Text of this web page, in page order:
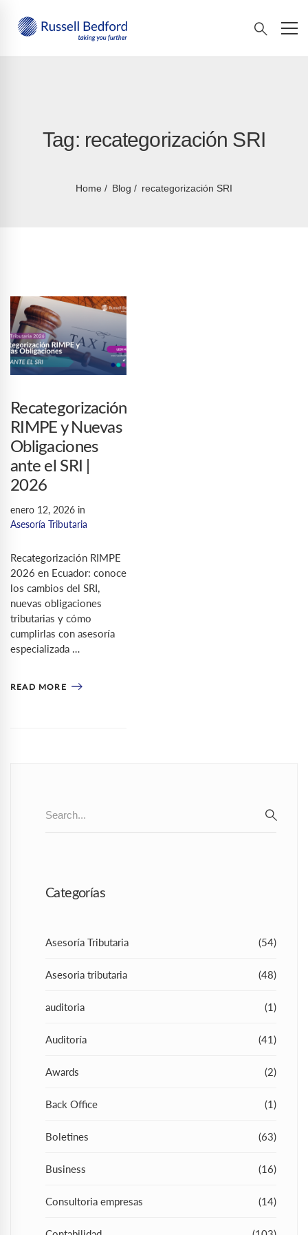
Tag: recategorización SRI
Home Blog recategorización SRI
Recategorización
RIMPE y Nuevas
Obligaciones
ante el SRI |
2026
enero 12, 2026 in
Asesoría Tributaria
Recategorización RIMPE
2026 en Ecuador: conoce
los cambios del SRI,
nuevas obligaciones
tributarias y cómo
cumplirlas con asesoría
especializada …
READ MORE
for:
Categorías
Asesoría Tributaria (54)
Asesoria tributaria (48)
auditoria (1)
Auditoría (41)
Awards (2)
Back Office (1)
Boletines (63)
Business (16)
Consultoria empresas (14)